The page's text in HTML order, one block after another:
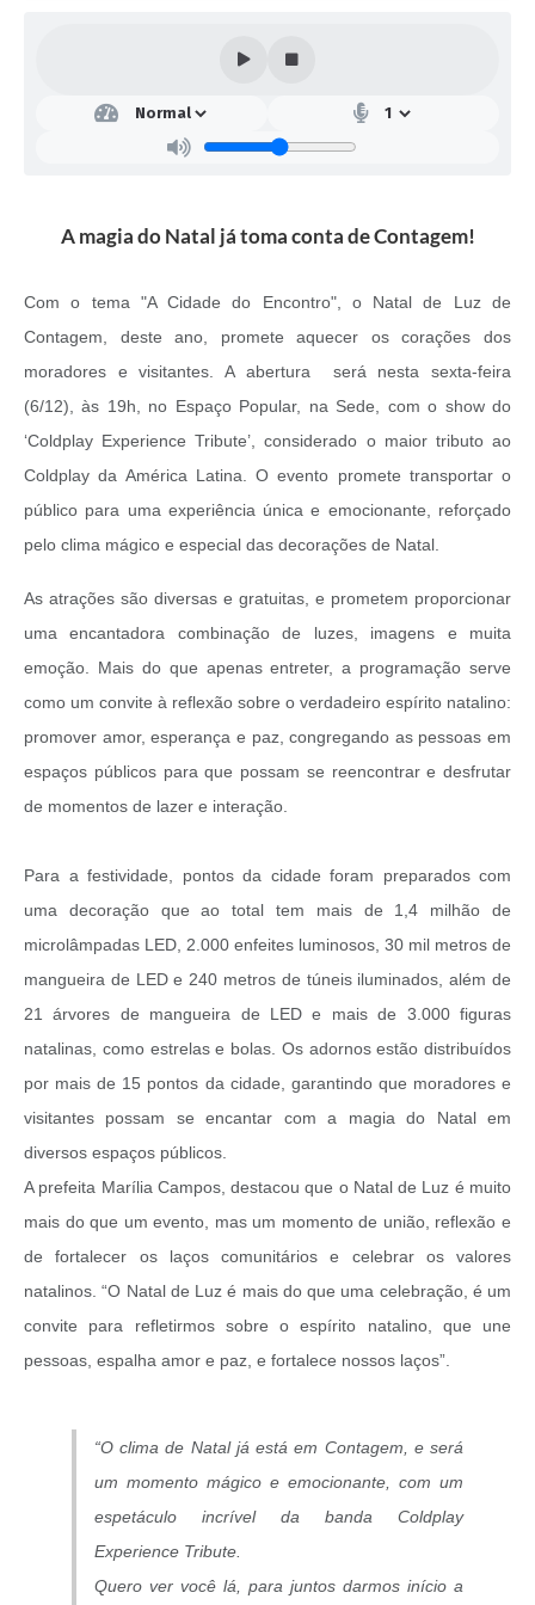
A magia do Natal já toma conta de Contagem!
Com o tema "A Cidade do Encontro", o Natal de Luz de
Contagem, deste ano, promete aquecer os corações dos
moradores e visitantes. A abertura será nesta sexta-feira
(6/12), às 19h, no Espaço Popular, na Sede, com o show do
‘Coldplay Experience Tribute’, considerado o maior tributo ao
Coldplay da América Latina. O evento promete transportar o
público para uma experiência única e emocionante, reforçado
pelo clima mágico e especial das decorações de Natal.
As atrações são diversas e gratuitas, e prometem proporcionar
uma encantadora combinação de luzes, imagens e muita
emoção. Mais do que apenas entreter, a programação serve
como um convite à reflexão sobre o verdadeiro espírito natalino:
promover amor, esperança e paz, congregando as pessoas em
espaços públicos para que possam se reencontrar e desfrutar
de momentos de lazer e interação.
Para a festividade, pontos da cidade foram preparados com
uma decoração que ao total tem mais de 1,4 milhão de
microlâmpadas LED, 2.000 enfeites luminosos, 30 mil metros de
mangueira de LED e 240 metros de túneis iluminados, além de
21 árvores de mangueira de LED e mais de 3.000 figuras
natalinas, como estrelas e bolas. Os adornos estão distribuídos
por mais de 15 pontos da cidade, garantindo que moradores e
visitantes possam se encantar com a magia do Natal em
diversos espaços públicos.
A prefeita Marília Campos, destacou que o Natal de Luz é muito
mais do que um evento, mas um momento de união, reflexão e
de fortalecer os laços comunitários e celebrar os valores
natalinos. “O Natal de Luz é mais do que uma celebração, é um
convite para refletirmos sobre o espírito natalino, que une
pessoas, espalha amor e paz, e fortalece nossos laços”.
“O clima de Natal já está em Contagem, e será
um momento mágico e emocionante, com um
espetáculo incrível da banda Coldplay
Experience Tribute.
Quero ver você lá, para juntos darmos início a